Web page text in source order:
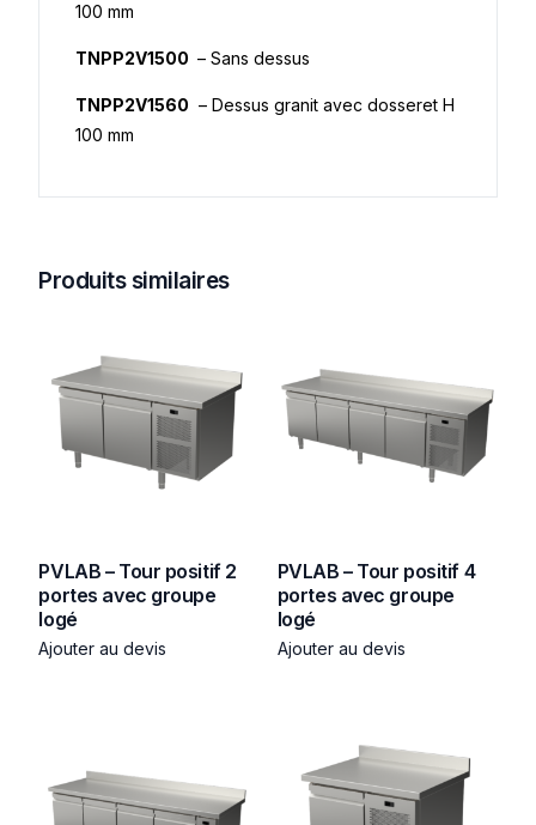
100 mm
TNPP2V1500 – Sans dessus
TNPP2V1560 – Dessus granit avec dosseret H
100 mm
Produits similaires
PVLAB – Tour positif 2
portes avec groupe
logé
Ajouter au devis
PVLAB – Tour positif 4
portes avec groupe
logé
Ajouter au devis